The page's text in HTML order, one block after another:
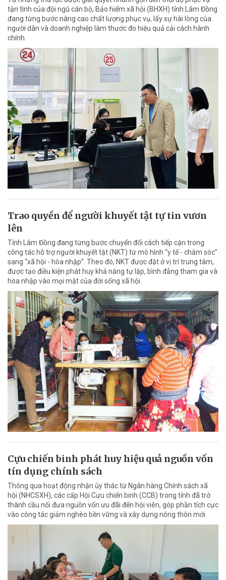
tận tình của đội ngũ cán bộ, Bảo hiểm xã hội (BHXH) tỉnh Lâm Đồng
đang từng bước nâng cao chất lượng phục vụ, lấy sự hài lòng của
người dân và doanh nghiệp làm thước đo hiệu quả cải cách hành
chính.
Trao quyền để người khuyết tật tự tin vươn
lên
Tỉnh Lâm Đồng đang từng bước chuyển đổi cách tiếp cận trong
công tác hỗ trợ người khuyết tật (NKT) từ mô hình “y tế - chăm sóc”
sang “xã hội - hòa nhập”. Theo đó, NKT được đặt ở vị trí trung tâm,
được tạo điều kiện phát huy khả năng tự lập, bình đẳng tham gia và
hòa nhập vào mọi mặt của đời sống xã hội.
Cựu chiến binh phát huy hiệu quả nguồn vốn
tín dụng chính sách
Thông qua hoạt động nhận ủy thác từ Ngân hàng Chính sách xã
hội (NHCSXH), các cấp Hội Cựu chiến binh (CCB) trong tỉnh đã trở
thành cầu nối đưa nguồn vốn ưu đãi đến hội viên, góp phần tích cực
vào công tác giảm nghèo bền vững và xây dựng nông thôn mới.